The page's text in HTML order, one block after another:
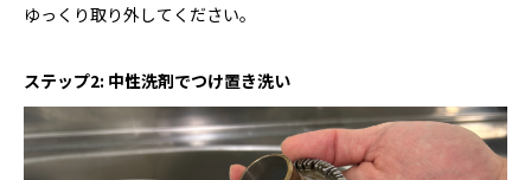
ゆっくり取り外してください。
ステップ2: 中性洗剤でつけ置き洗い